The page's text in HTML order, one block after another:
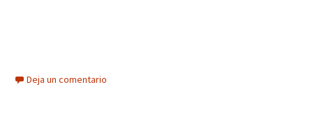
Deja un comentario